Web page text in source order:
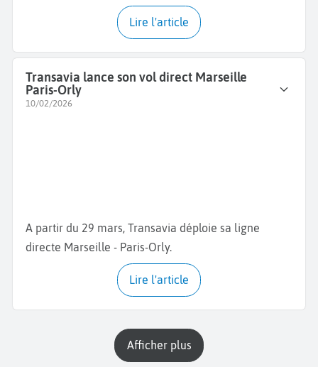
Lire l'article
Transavia lance son vol direct Marseille
Paris-Orly
10/02/2026
A partir du 29 mars, Transavia déploie sa ligne
directe Marseille - Paris-Orly.
Lire l'article
Afficher plus